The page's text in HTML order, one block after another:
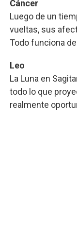
Cáncer
Luego de un
vueltas, sus
Todo funciona
Leo
La Luna en
todo lo que
realmente